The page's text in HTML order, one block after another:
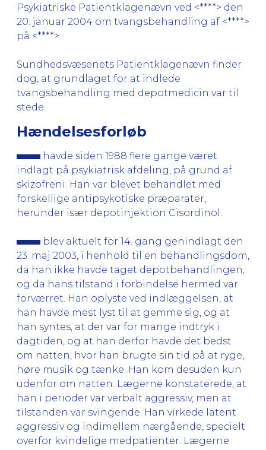
Psykiatriske Patientklagenævn ved <****> den
20. januar 2004 om tvangsbehandling af <****>
på <****>.
Sundhedsvæsenets Patientklagenævn finder
dog, at grundlaget for at indlede
tvangsbehandling med depotmedicin var til
stede.
Hændelsesforløb
havde siden 1988 flere gange været
indlagt på psykiatrisk afdeling, på grund af
skizofreni. Han var blevet behandlet med
forskellige antipsykotiske præparater,
herunder især depotinjektion Cisordinol.
blev aktuelt for 14. gang genindlagt den
23. maj 2003, i henhold til en behandlingsdom,
da han ikke havde taget depotbehandlingen,
og da hans tilstand i forbindelse hermed var
forværret. Han oplyste ved indlæggelsen, at
han havde mest lyst til at gemme sig, og at
han syntes, at der var for mange indtryk i
dagtiden, og at han derfor havde det bedst
om natten, hvor han brugte sin tid på at ryge,
høre musik og tænke. Han kom desuden kun
udenfor om natten. Lægerne konstaterede, at
han i perioder var verbalt aggressiv, men at
tilstanden var svingende. Han virkede latent
aggressiv og indimellem nærgående, specielt
overfor kvindelige medpatienter. Lægerne